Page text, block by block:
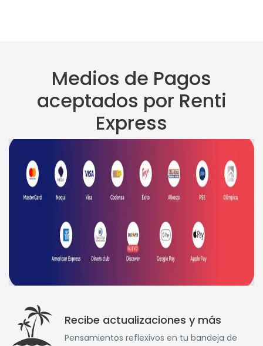
Medios de Pagos
aceptados por Renti
Express
Recibe actualizaciones y más
Pensamientos reflexivos en tu bandeja de